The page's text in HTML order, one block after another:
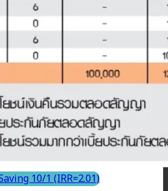
10/1 (IRR=2.01)